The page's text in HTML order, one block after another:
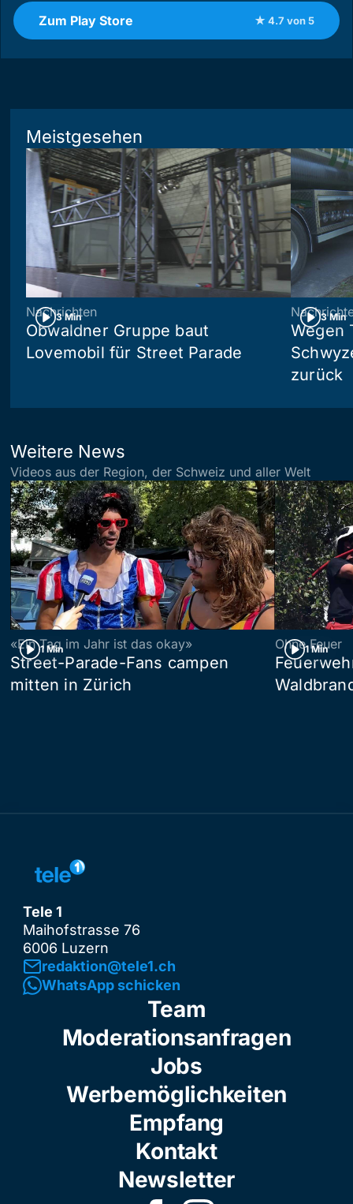
Zum Play Store ★ 4.7 von 5
Meistgesehen
3 Min
Nachrichten
Obwaldner Gruppe baut
Lovemobil für Street Parade
3 Min
Wegen
zurück
Weitere News
Videos aus der Region, der Schweiz und aller Welt
1 Min
«Ein Tag im Jahr ist das okay»
Street-Parade-Fans campen
mitten in Zürich
1 Min
Ohne Feuer
Tele 1
Maihofstrasse 76
6006 Luzern
redaktion@tele1.ch
WhatsApp schicken
Team
Moderationsanfragen
Jobs
Werbemöglichkeiten
Empfang
Kontakt
Newsletter